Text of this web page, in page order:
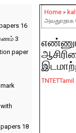
Home »
அவதுாறாக
எண்ணும்
TNTETTamil
16
3
paper
18